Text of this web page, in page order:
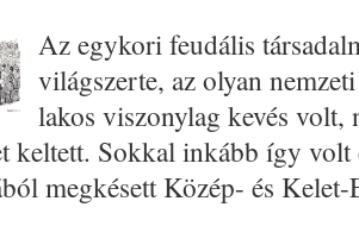
Az egykori feudális
világszerte, az olyan
lakos viszonylag kevés
keltett. Sokkal inkább így volt
megkésett Közép- és